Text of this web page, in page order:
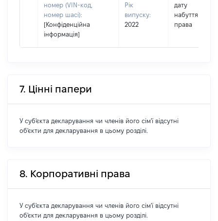
номер (VIN-код,
номер шасі):
[Конфіденційна
інформація]
Рік
випуску:
2022
дату
набуття
права
7. Цінні папери
У суб'єкта декларування чи членів його сім'ї відсутні
об'єкти для декларування в цьому розділі.
8. Корпоративні права
У суб'єкта декларування чи членів його сім'ї відсутні
об'єкти для декларування в цьому розділі.